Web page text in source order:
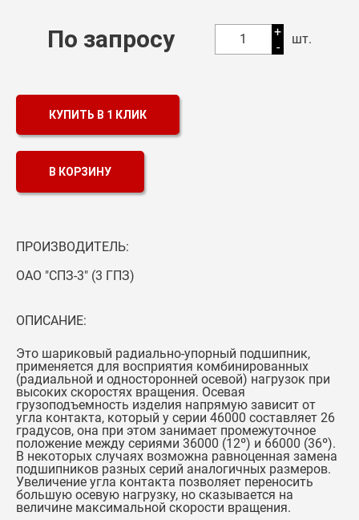
Цепи
По запросу 1
+
-
шт.
КУПИТЬ В 1 КЛИК
В КОРЗИНУ
ПРОИЗВОДИТЕЛЬ:
ОАО "СПЗ-3" (3 ГПЗ)
ОПИСАНИЕ:
Это шариковый радиально-упорный подшипник,
применяется для восприятия комбинированных
(радиальной и односторонней осевой) нагрузок при
высоких скоростях вращения. Осевая
грузоподъемность изделия напрямую зависит от
угла контакта, который у серии 46000 составляет 26
градусов, она при этом занимает промежуточное
положение между сериями 36000 (12º) и 66000 (36º).
В некоторых случаях возможна равноценная замена
подшипников разных серий аналогичных размеров.
Увеличение угла контакта позволяет переносить
большую осевую нагрузку, но сказывается на
величине максимальной скорости вращения.